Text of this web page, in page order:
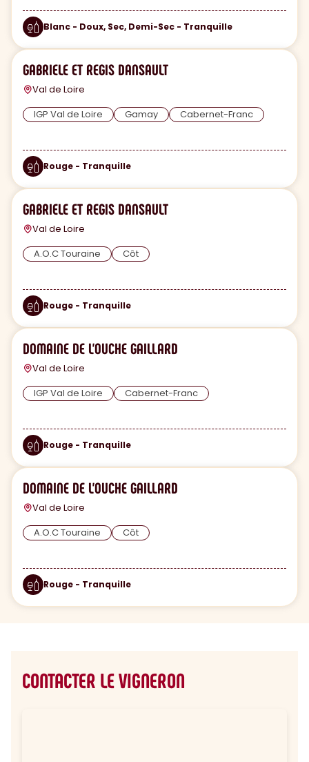
Blanc - Doux, Sec, Demi-Sec - Tranquille
GABRIELE ET REGIS DANSAULT
Val de Loire
IGP Val de Loire
Gamay Cabernet-Franc
Rouge - Tranquille
GABRIELE ET REGIS DANSAULT
Val de Loire
A.O.C Touraine
Côt
Rouge - Tranquille
DOMAINE DE L'OUCHE GAILLARD
Val de Loire
IGP Val de Loire
Cabernet-Franc
Rouge - Tranquille
DOMAINE DE L'OUCHE GAILLARD
Val de Loire
A.O.C Touraine
Côt
Rouge - Tranquille
CONTACTER LE VIGNERON